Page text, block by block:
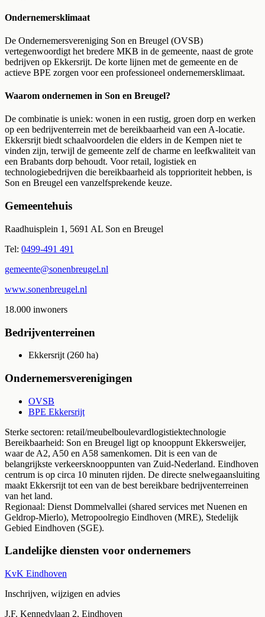
Ondernemersklimaat
De Ondernemersvereniging Son en Breugel (OVSB)
vertegenwoordigt het bredere MKB in de gemeente, naast de grote
bedrijven op Ekkersrijt. De korte lijnen met de gemeente en de
actieve BPE zorgen voor een professioneel ondernemersklimaat.
Waarom ondernemen in Son en Breugel?
De combinatie is uniek: wonen in een rustig, groen dorp en werken
op een bedrijventerrein met de bereikbaarheid van een A-locatie.
Ekkersrijt biedt schaalvoordelen die elders in de Kempen niet te
vinden zijn, terwijl de gemeente zelf de charme en leefkwaliteit van
een Brabants dorp behoudt. Voor retail, logistiek en
technologiebedrijven die bereikbaarheid als topprioriteit hebben, is
Son en Breugel een vanzelfsprekende keuze.
Gemeentehuis
Raadhuisplein 1, 5691 AL Son en Breugel
Tel: 0499-491 491
gemeente@sonenbreugel.nl
www.sonenbreugel.nl
18.000 inwoners
Bedrijventerreinen
Ekkersrijt (260 ha)
Ondernemersverenigingen
OVSB
BPE Ekkersrijt
Sterke sectoren: retail/meubelboulevardlogistiektechnologie
Bereikbaarheid: Son en Breugel ligt op knooppunt Ekkersweijer,
waar de A2, A50 en A58 samenkomen. Dit is een van de
belangrijkste verkeersknooppunten van Zuid-Nederland. Eindhoven
centrum is op circa 10 minuten rijden. De directe snelwegaansluiting
maakt Ekkersrijt tot een van de best bereikbare bedrijventerreinen
van het land.
Regionaal: Dienst Dommelvallei (shared services met Nuenen en
Geldrop-Mierlo), Metropoolregio Eindhoven (MRE), Stedelijk
Gebied Eindhoven (SGE).
Landelijke diensten voor ondernemers
KvK Eindhoven
Inschrijven, wijzigen en advies
J.F. Kennedylaan 2, Eindhoven